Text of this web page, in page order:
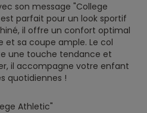
son message "College
parfait pour un look sportif
il offre un confort optimal
et sa coupe ample. Le col
une touche tendance et
il accompagne votre enfant
quotidiennes !
Athletic"